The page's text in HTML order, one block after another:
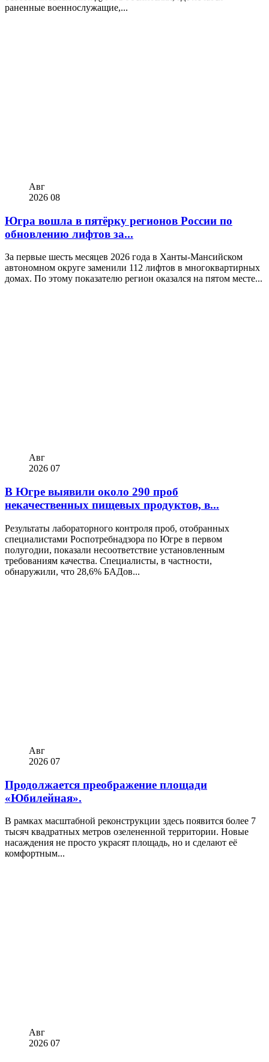
раненные военнослужащие,...
Авг
2026 08
Югра вошла в пятёрку регионов России по
обновлению лифтов за...
За первые шесть месяцев 2026 года в Ханты-Мансийском
автономном округе заменили 112 лифтов в многоквартирных
домах. По этому показателю регион оказался на пятом месте...
Авг
2026 07
В Югре выявили около 290 проб
некачественных пищевых продуктов, в...
Результаты лабораторного контроля проб, отобранных
специалистами Роспотребнадзора по Югре в первом
полугодии, показали несоответствие установленным
требованиям качества. Специалисты, в частности,
обнаружили, что 28,6% БАДов...
Авг
2026 07
Продолжается преображение площади
«Юбилейная».
В рамках масштабной реконструкции здесь появится более 7
тысяч квадратных метров озелененной территории. Новые
насаждения не просто украсят площадь, но и сделают её
комфортным...
Авг
2026 07